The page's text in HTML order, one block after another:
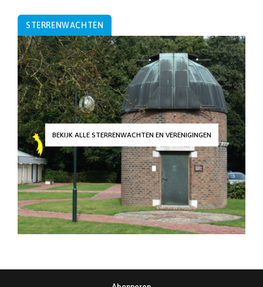
STERRENWACHTEN
BEKIJK ALLE STERRENWACHTEN EN VERENIGINGEN